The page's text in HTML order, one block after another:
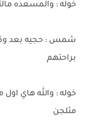
خوله : والمسعده
شمس : حجيه بعد
براحتهم
خوله : والله هاي
مثلجن